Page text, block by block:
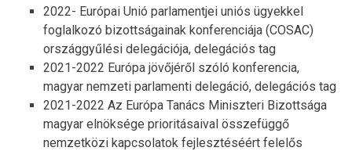
2022- Európai Unió parlamentjei uniós ügyekkel
foglalkozó bizottságainak konferenciája (COSAC)
országgyűlési delegációja, delegációs tag
2021-2022 Európa jövőjéről szóló konferencia,
magyar nemzeti parlamenti delegáció, delegációs tag
2021-2022 Az Európa Tanács Miniszteri Bizottsága
magyar elnöksége prioritásaival összefüggő
nemzetközi kapcsolatok fejlesztéséért felelős